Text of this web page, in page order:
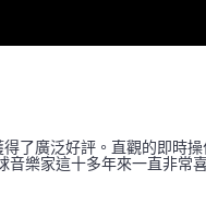
了廣泛好評。直觀的即
樂家這十多年來一直非常